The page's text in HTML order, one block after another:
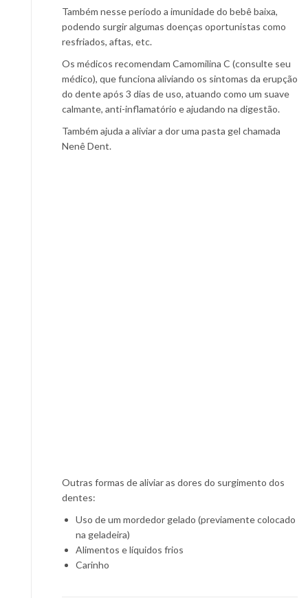
Também nesse período a imunidade do bebê baixa,
podendo surgir algumas doenças oportunistas como
resfriados, aftas, etc.
Os médicos recomendam Camomilina C (consulte seu
médico), que funciona aliviando os sintomas da erupção
do dente após 3 dias de uso, atuando como um suave
calmante, anti-inflamatório e ajudando na digestão.
Também ajuda a aliviar a dor uma pasta gel chamada
Nenê Dent.
Outras formas de aliviar as dores do surgimento dos
dentes:
Uso de um mordedor gelado (previamente colocado
na geladeira)
Alimentos e líquidos frios
Carinho